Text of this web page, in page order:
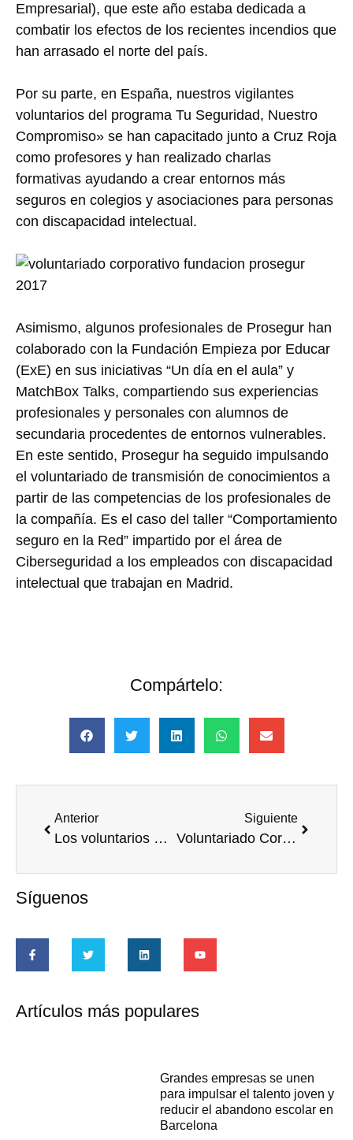
Empresarial), que este año estaba dedicada a
combatir los efectos de los recientes incendios que
han arrasado el norte del país.
Por su parte, en España, nuestros vigilantes
voluntarios del programa Tu Seguridad, Nuestro
Compromiso» se han capacitado junto a Cruz Roja
como profesores y han realizado charlas
formativas ayudando a crear entornos más
seguros en colegios y asociaciones para personas
con discapacidad intelectual.
Asimismo, algunos profesionales de Prosegur han
colaborado con la Fundación Empieza por Educar
(ExE) en sus iniciativas “Un día en el aula” y
MatchBox Talks, compartiendo sus experiencias
profesionales y personales con alumnos de
secundaria procedentes de entornos vulnerables.
En este sentido, Prosegur ha seguido impulsando
el voluntariado de transmisión de conocimientos a
partir de las competencias de los profesionales de
la compañía. Es el caso del taller “Comportamiento
seguro en la Red” impartido por el área de
Ciberseguridad a los empleados con discapacidad
intelectual que trabajan en Madrid.
Compártelo:
Anterior
Los voluntarios Santander hacen felices a cerca de 2.800 niños esta Navidad
Siguiente
Voluntariado Corporativo Pro Bono: arranca el Grupo de Trabajo
Síguenos
Artículos más populares
Grandes empresas se unen
para impulsar el talento joven y
reducir el abandono escolar en
Barcelona